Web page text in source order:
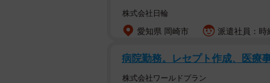
担任業務は「高度な統合スキル」
担任の仕事は、単に授業をするだけ
@hinorie555さんは、担任業務につ
株式会社日輪
愛知県 岡崎市 派遣社員：時
病院勤務。レセプト作成、医療
株式会社ワールドプラン